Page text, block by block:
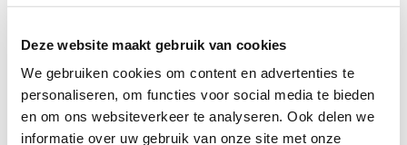
Deze website maakt gebruik van cookies
We gebruiken cookies om content en advertenties te
personaliseren, om functies voor social media te bieden
en om ons websiteverkeer te analyseren. Ook delen we
informatie over uw gebruik van onze site met onze
de bloemlezing die Sander Dekker daarna
met de Tweede Kamer deelde, naar voren
kwam dat financiële educatie geborgd moet
worden. En dat ze eisen dat dat in het